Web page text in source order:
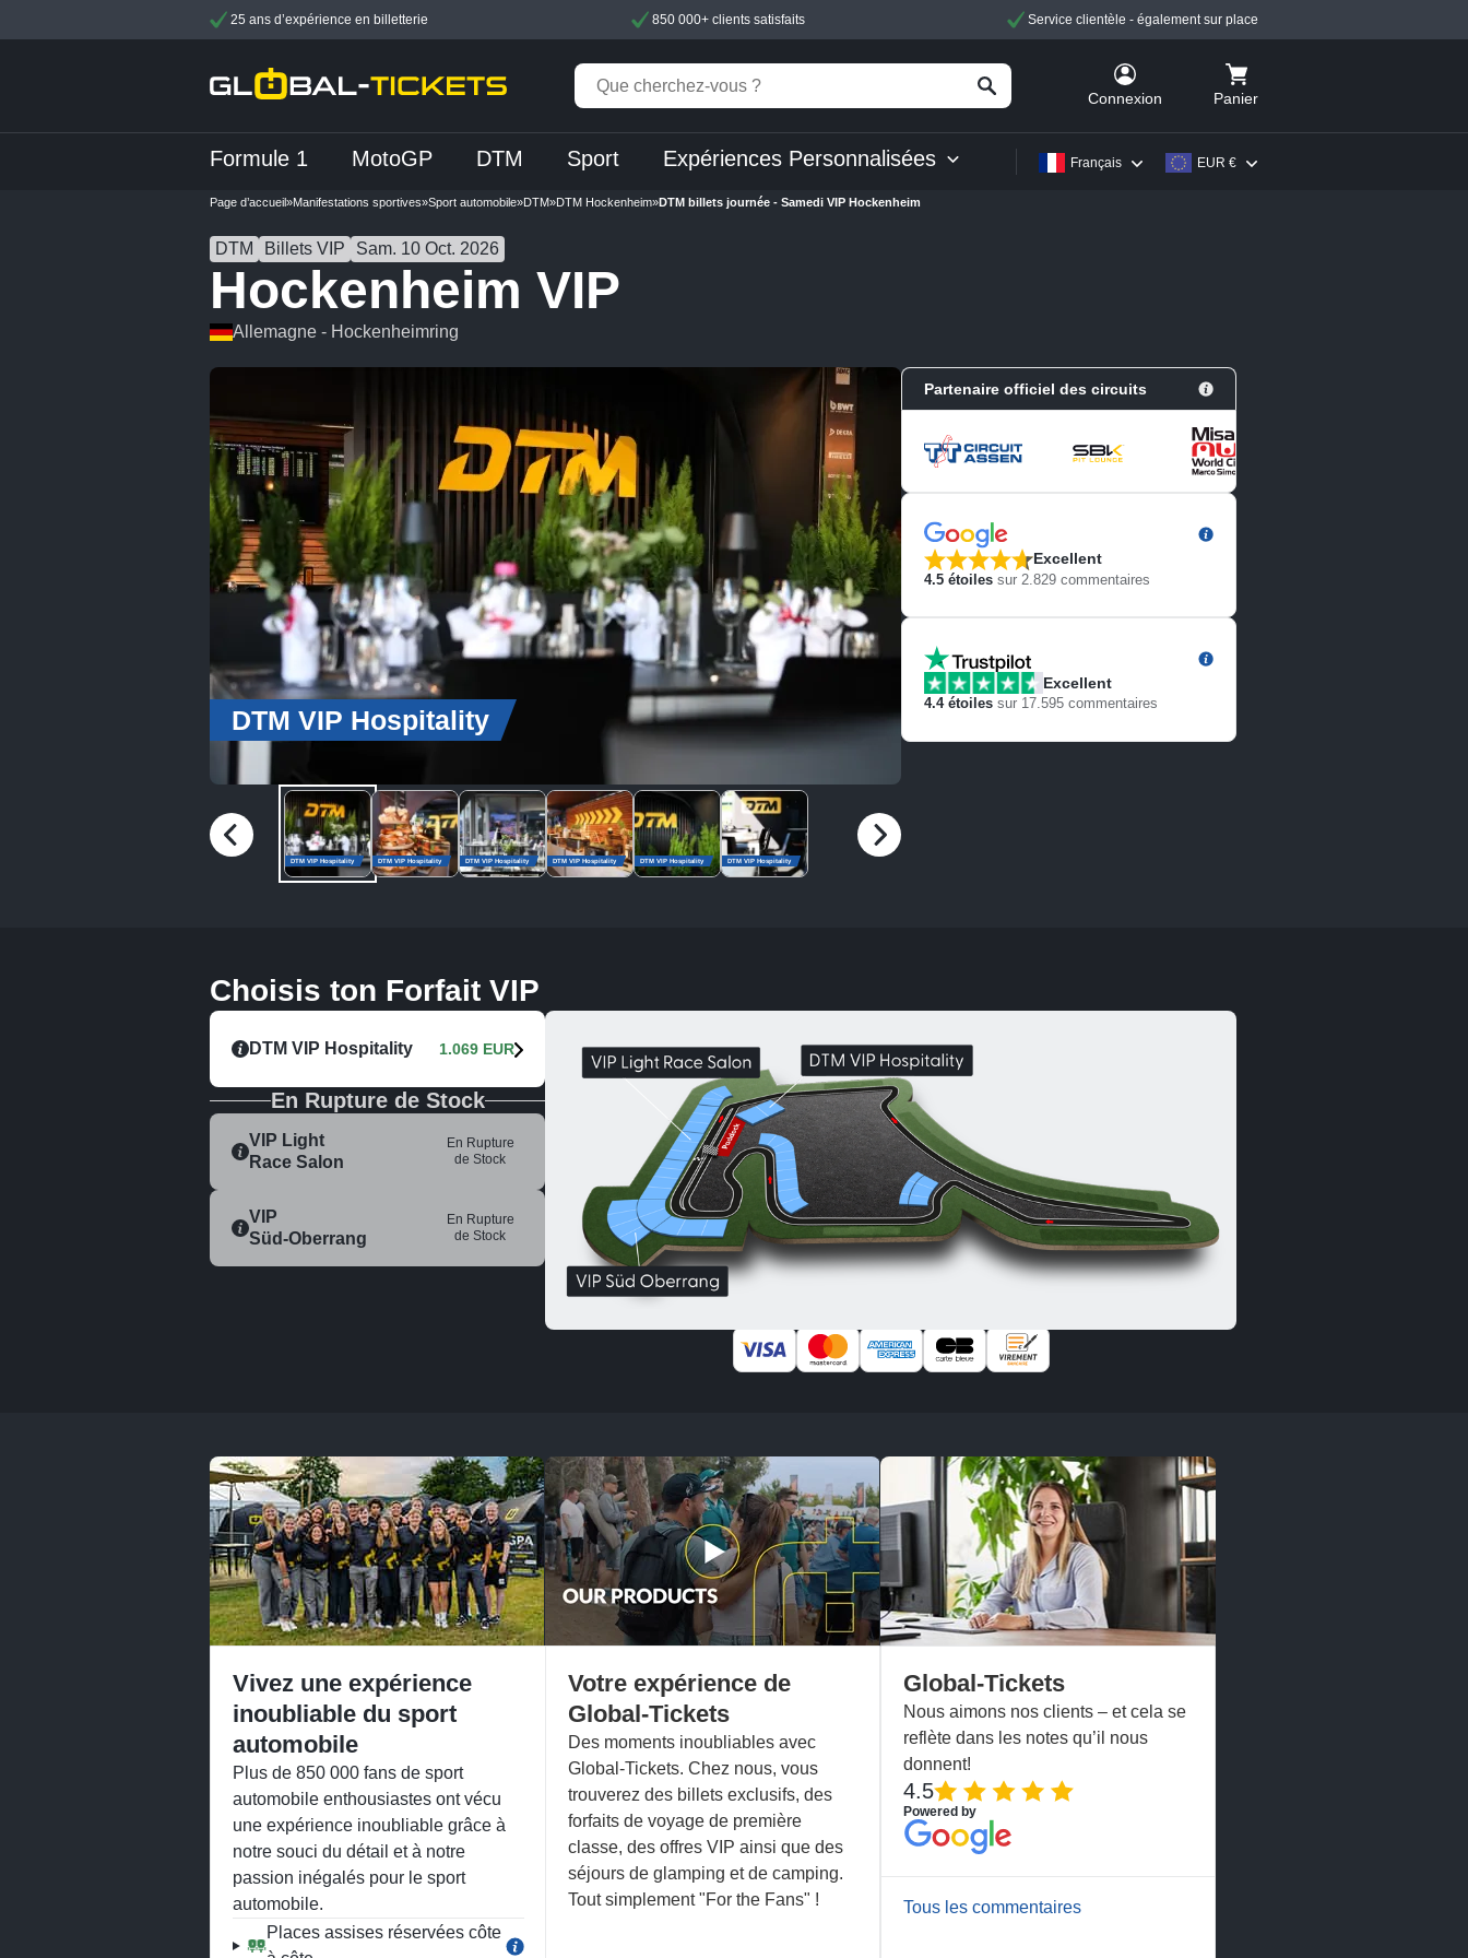
25 ans d’expérience en billetterie 850 000+ clients satisfaits Service clientèle - également sur place
Connexion Panier
Formule 1 MotoGP DTM Sport Expériences Personnalisées EUR €
Français
Page d’accueil»Manifestations sportives»Sport automobile»DTM»DTM Hockenheim»DTM billets journée - Samedi VIP Hockenheim
DTM Billets VIP Sam. 10 Oct. 2026
Hockenheim VIP
Allemagne - Hockenheimring
DTM VIP Hospitality
DTM VIP Hospitality DTM VIP Hospitality DTM VIP Hospitality DTM VIP Hospitality DTM VIP Hospitality DTM VIP Hospitality
Partenaire officiel des circuits
Excellent
4.5 étoiles sur 2.829 commentaires
Excellent
4.4étoiles sur 17.595 commentaires
Choisis ton Forfait VIP
DTM VIP Hospitality 1.069 EUR
En Rupture de Stock
VIP Light
Race Salon
En Rupture
de Stock
VIP
Süd-Oberrang
En Rupture
de Stock
Vivez une expérience
inoubliable du sport
automobile
Plus de 850 000 fans de sport
automobile enthousiastes ont vécu
une expérience inoubliable grâce à
notre souci du détail et à notre
passion inégalés pour le sport
automobile.
Places assises réservées côte
Votre expérience de
Global-Tickets
Des moments inoubliables avec
Global-Tickets. Chez nous, vous
trouverez des billets exclusifs, des
forfaits de voyage de première
classe, des offres VIP ainsi que des
séjours de glamping et de camping.
Tout simplement "For the Fans" !
Global-Tickets
Nous aimons nos clients – et cela se
reflète dans les notes qu’il nous
donnent!
4.5
Powered by
Tous les commentaires